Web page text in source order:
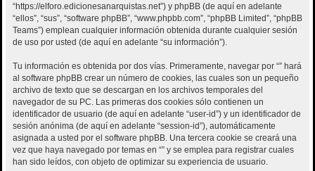
“https://elforo.edicionesanarquistas.net”) y phpBB (de aquí en adelante
“ellos”, “sus”, “software phpBB”, “www.phpbb.com”, “phpBB Limited”, “phpBB
Teams”) emplean cualquier información obtenida durante cualquier sesión
de uso por usted (de aquí en adelante “su información”).
Tu información es obtenida por dos vías. Primeramente, navegar por “” hará
al software phpBB crear un número de cookies, las cuales son un pequeño
archivo de texto que se descargan en los archivos temporales del
navegador de su PC. Las primeras dos cookies sólo contienen un
identificador de usuario (de aquí en adelante “user-id”) y un identificador de
sesión anónima (de aquí en adelante “session-id”), automáticamente
asignada a usted por el software phpBB. Una tercera cookie se creará una
vez que haya navegado por temas en “” y se emplea para registrar cuales
han sido leídos, con objeto de optimizar su experiencia de usuario.